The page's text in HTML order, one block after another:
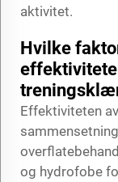
aktivitet.
Hvilke
Effektiviteten
og hydrofobe